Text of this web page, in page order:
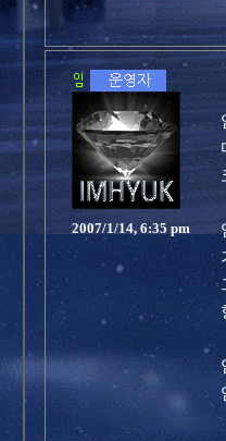
2007/1/14, 6:35 pm